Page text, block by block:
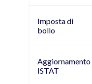
Imposta di
bollo
Aggiornamento
ISTAT